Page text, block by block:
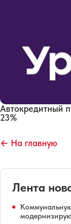
Автокредитный
23%
← На главную
Лента